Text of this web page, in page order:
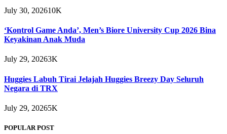
July 30, 202610K
‘Kontrol Game Anda’, Men’s Biore University Cup 2026 Bina
Keyakinan Anak Muda
July 29, 20263K
Huggies Labuh Tirai Jelajah Huggies Breezy Day Seluruh
Negara di TRX
July 29, 20265K
POPULAR POST